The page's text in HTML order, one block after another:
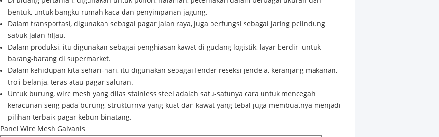
bentuk, untuk bangku rumah kaca dan penyimpanan jagung.
Dalam transportasi, digunakan sebagai pagar jalan raya, juga berfungsi sebagai jaring pelindung
sabuk jalan hijau.
Dalam produksi, itu digunakan sebagai penghiasan kawat di gudang logistik, layar berdiri untuk
barang-barang di supermarket.
Dalam kehidupan kita sehari-hari, itu digunakan sebagai fender reseksi jendela, keranjang makanan,
troli belanja, teras atau pagar saluran.
Untuk burung, wire mesh yang dilas stainless steel adalah satu-satunya cara untuk mencegah
keracunan seng pada burung, strukturnya yang kuat dan kawat yang tebal juga membuatnya menjadi
pilihan terbaik pagar kebun binatang.
Panel Wire Mesh Galvanis